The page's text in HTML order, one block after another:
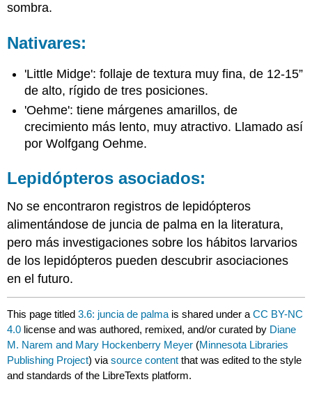
sombra.
Nativares:
'Little Midge': follaje de textura muy fina, de 12-15”
de alto, rígido de tres posiciones.
'Oehme': tiene márgenes amarillos, de
crecimiento más lento, muy atractivo. Llamado así
por Wolfgang Oehme.
Lepidópteros asociados:
No se encontraron registros de lepidópteros
alimentándose de juncia de palma en la literatura,
pero más investigaciones sobre los hábitos larvarios
de los lepidópteros pueden descubrir asociaciones
en el futuro.
This page titled3.6: juncia de palma is shared under aCC BY-NC
4.0 license and was authored, remixed, and/or curated by Diane
M. Narem and Mary Hockenberry Meyer (Minnesota Libraries
Publishing Project) viasource content that was edited to the style
and standards of the LibreTexts platform.